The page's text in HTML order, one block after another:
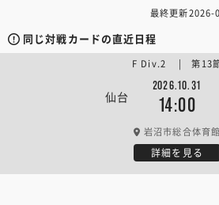
最終更新2026-
同じ対戦カードの直近日程
仙台
2026.10.31
14:00
F Div.2 | 第13
岩沼市総合体育館
詳細を見る